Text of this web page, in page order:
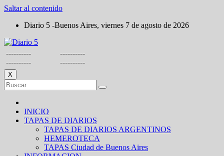
Saltar al contenido
Diario 5 -Buenos Aires, viernes 7 de agosto de 2026
----------
----------
----------
----------
X
INICIO
TAPAS DE DIARIOS
TAPAS DE DIARIOS ARGENTINOS
HEMEROTECA
TAPAS Ciudad de Buenos Aires